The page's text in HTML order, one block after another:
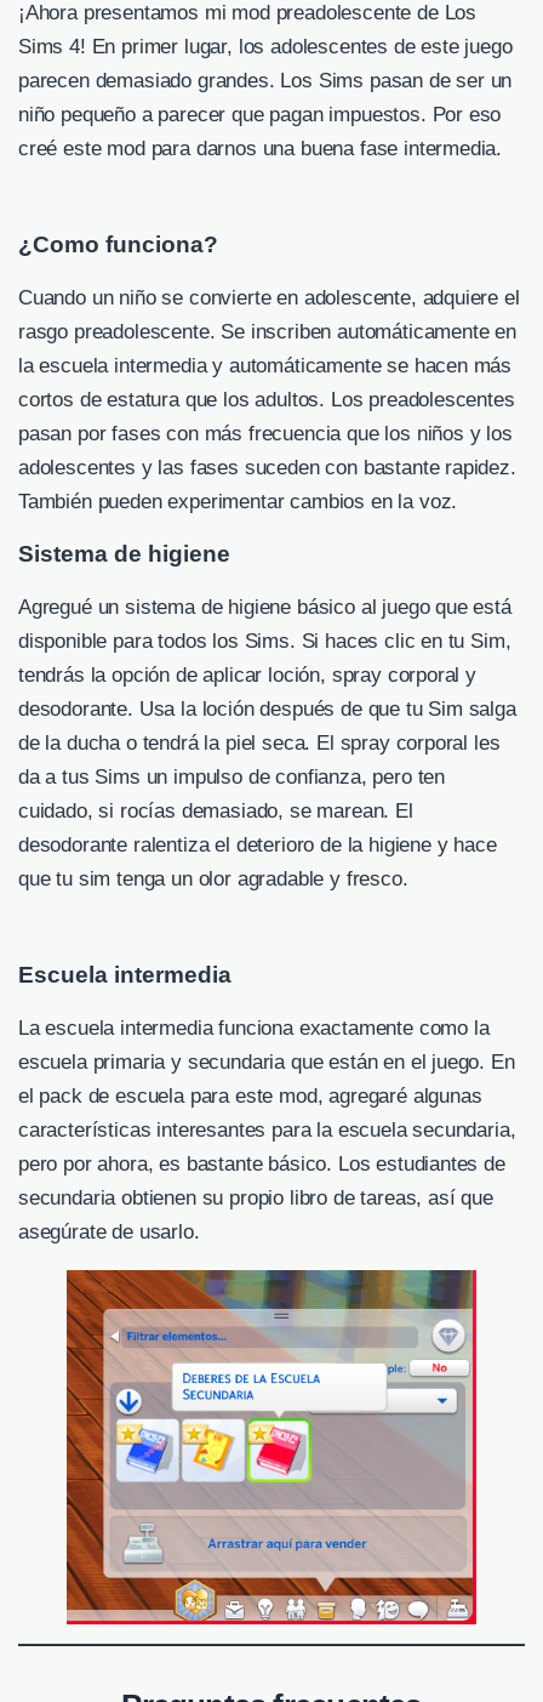
¡Ahora presentamos mi mod preadolescente de Los
Sims 4! En primer lugar, los adolescentes de este juego
parecen demasiado grandes. Los Sims pasan de ser un
niño pequeño a parecer que pagan impuestos. Por eso
creé este mod para darnos una buena fase intermedia.
¿Como funciona?
Cuando un niño se convierte en adolescente, adquiere el
rasgo preadolescente. Se inscriben automáticamente en
la escuela intermedia y automáticamente se hacen más
cortos de estatura que los adultos. Los preadolescentes
pasan por fases con más frecuencia que los niños y los
adolescentes y las fases suceden con bastante rapidez.
También pueden experimentar cambios en la voz.
Sistema de higiene
Agregué un sistema de higiene básico al juego que está
disponible para todos los Sims. Si haces clic en tu Sim,
tendrás la opción de aplicar loción, spray corporal y
desodorante. Usa la loción después de que tu Sim salga
de la ducha o tendrá la piel seca. El spray corporal les
da a tus Sims un impulso de confianza, pero ten
cuidado, si rocías demasiado, se marean. El
desodorante ralentiza el deterioro de la higiene y hace
que tu sim tenga un olor agradable y fresco.
Escuela intermedia
La escuela intermedia funciona exactamente como la
escuela primaria y secundaria que están en el juego. En
el pack de escuela para este mod, agregaré algunas
características interesantes para la escuela secundaria,
pero por ahora, es bastante básico. Los estudiantes de
secundaria obtienen su propio libro de tareas, así que
asegúrate de usarlo.